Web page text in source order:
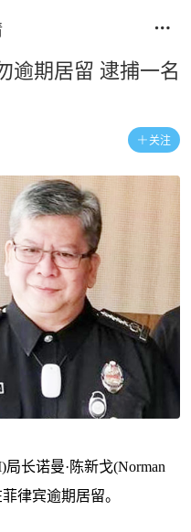

逾期居留 逮捕一名
关注
长诺曼·陈新戈(Norman
律宾逾期居留。